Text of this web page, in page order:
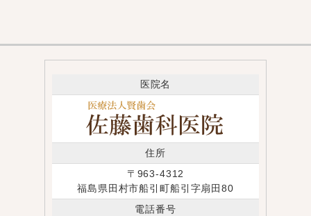
医院名
住所
〒963-4312
福島県田村市船引町船引字扇田80
電話番号